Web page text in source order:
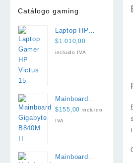
Catálogo gaming
Laptop HP
Victus 15 i5
13420H 16GB
$1.010,00
incluido IVA
Mainboard
Gigabyte
B840M H
$155,00 incluido
IVA
Mainboard